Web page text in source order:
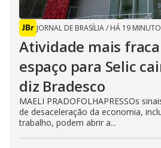
JORNAL DE BRASÍLIA/ HÁ 19
Atividade mais
espaço para Selic
diz Bradesco
MAELI PRADOFOLHAPRESSOs
de desaceleração da economia,
trabalho, podem abrir a...